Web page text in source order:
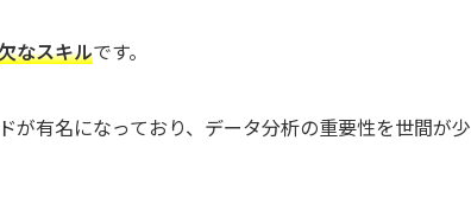
なスキルです。
が有名になっており、データ分析の重要性を世間が少